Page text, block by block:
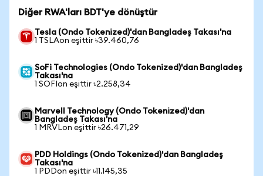
Diğer RWA'ları BDT'ye dönüştür
Tesla (Ondo Tokenized)'dan Bangladeş Takası'na
1 TSLAon eşittir ৳39.460,76
SoFi Technologies (Ondo Tokenized)'dan Bangladeş
Takası'na
1 SOFIon eşittir ৳2.258,34
Marvell Technology (Ondo Tokenized)'dan
Bangladeş Takası'na
1 MRVLon eşittir ৳26.471,29
PDD Holdings (Ondo Tokenized)'dan Bangladeş
Takası'na
1 PDDon eşittir ৳11.145,35